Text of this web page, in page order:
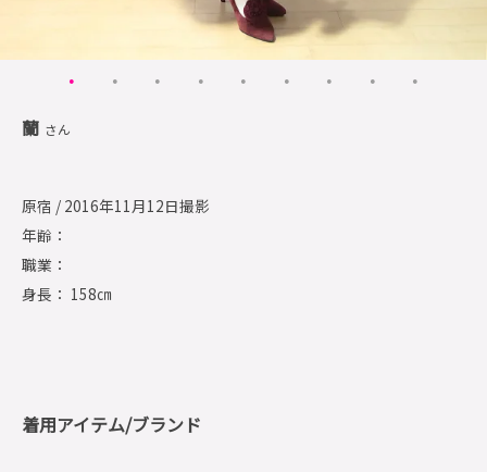
蘭 さん
原宿 / 2016年11月12日撮影
年齢：
職業：
身長： 158㎝
着用アイテム/ブランド